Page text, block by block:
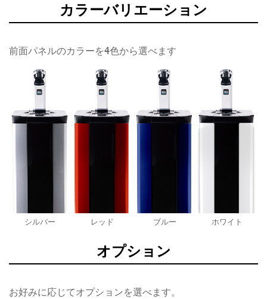
カラーバリエーション
前面パネルのカラーを4色から選べます
シルバー レッド ブルー ホワイト
オプション
お好みに応じてオプションを選べます。